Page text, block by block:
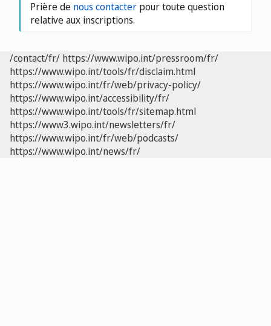
Prière de nous contacter pour toute question
relative aux inscriptions.
/contact/fr/ https://www.wipo.int/pressroom/fr/
https://www.wipo.int/tools/fr/disclaim.html
https://www.wipo.int/fr/web/privacy-policy/
https://www.wipo.int/accessibility/fr/
https://www.wipo.int/tools/fr/sitemap.html
https://www3.wipo.int/newsletters/fr/
https://www.wipo.int/fr/web/podcasts/
https://www.wipo.int/news/fr/